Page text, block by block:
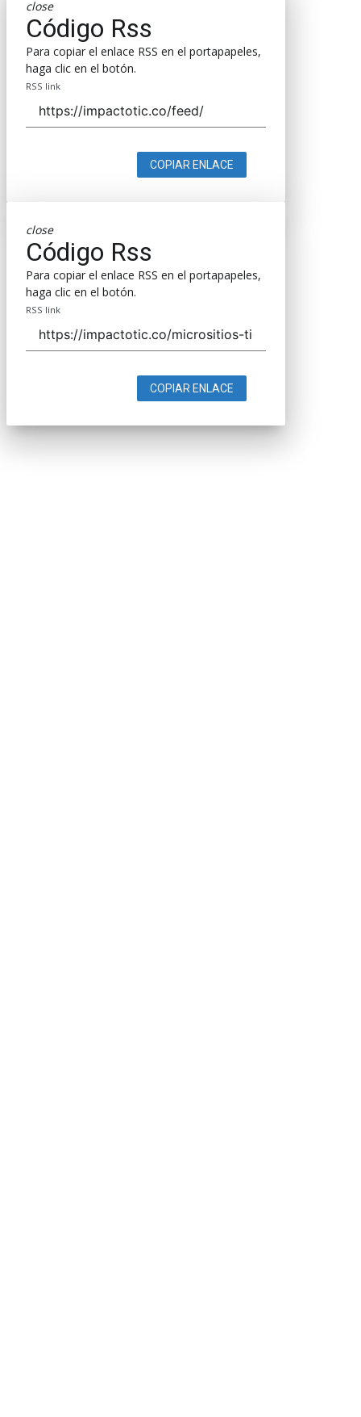
close
Código Rss
Para copiar el enlace RSS en el portapapeles,
haga clic en el botón.
RSS link
COPIAR ENLACE
close
Código Rss
Para copiar el enlace RSS en el portapapeles,
haga clic en el botón.
RSS link
COPIAR ENLACE